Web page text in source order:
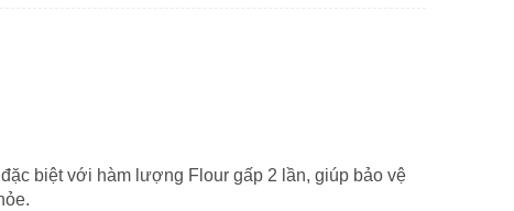
biệt với hàm lượng Flour gấp 2 lần, giúp bảo vệ